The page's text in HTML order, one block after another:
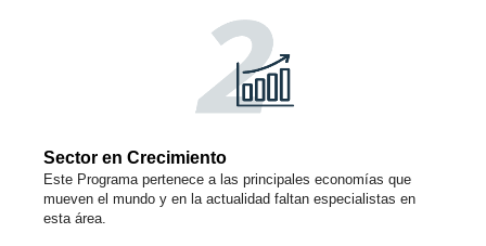
Sector en Crecimiento
Este Programa pertenece a las principales economías que
mueven el mundo y en la actualidad faltan especialistas en
esta área.